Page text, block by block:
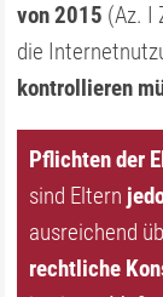
von 2015 (Az. I
die
kontrollieren
Pflichten der
sind Eltern
ausreichend
rechtliche